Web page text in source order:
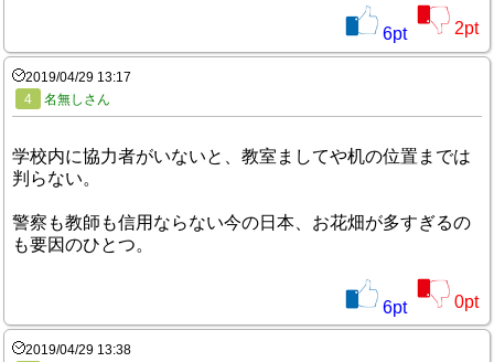
6pt 2pt
2019/04/29 13:17
4
名無しさん
学校内に協力者がいないと、教室ましてや机の位置までは
判らない。
警察も教師も信用ならない今の日本、お花畑が多すぎるの
も要因のひとつ。
6pt 0pt
2019/04/29 13:38